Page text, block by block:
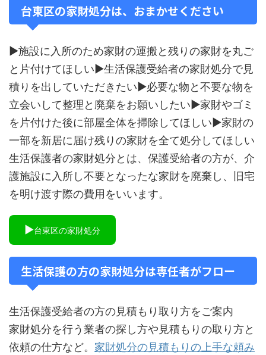
台東区の家財処分は、おまかせください
▶施設に入所のため家財の運搬と残りの家財を丸ご
と片付けてほしい▶生活保護受給者の家財処分で見
積りを出していただきたい▶必要な物と不要な物を
立会いして整理と廃棄をお願いしたい▶家財やゴミ
を片付けた後に部屋全体を掃除してほしい▶家財の
一部を新居に届け残りの家財を全て処分してほしい
生活保護者の家財処分とは、保護受給者の方が、介
護施設に入所し不要となったな家財を廃棄し、旧宅
を明け渡す際の費用をいいます。
▶台東区の家財処分
生活保護の方の家財処分は専任者がフロー
生活保護受給者の方の見積もり取り方をご案内
家財処分を行う業者の探し方や見積もりの取り方と
依頼の仕方など。 家財処分の見積もりの上手な頼み